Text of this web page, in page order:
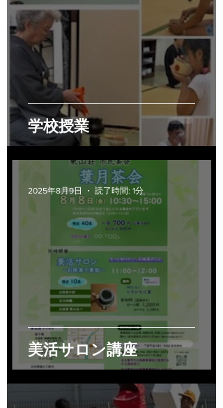
学校授業
美活サロン講座
2025年8月9日 読了時間: 1分